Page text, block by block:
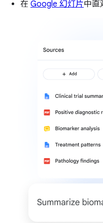
在 Google 幻灯片中直